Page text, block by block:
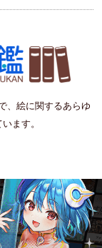
、絵に関するあらゆ
ます。